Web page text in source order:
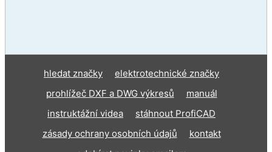
hledat značky
elektrotechnické značky
prohlížeč DXF a DWG výkresů
manuál
instruktážní videa
stáhnout ProfiCAD
zásady ochrany osobních údajů
kontakt